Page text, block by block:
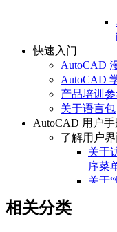
快速入门
AutoCAD
AutoCAD
产品培训
关于语言包
AutoCAD 用户手
了解用户
关于
序菜
关于
相关分类